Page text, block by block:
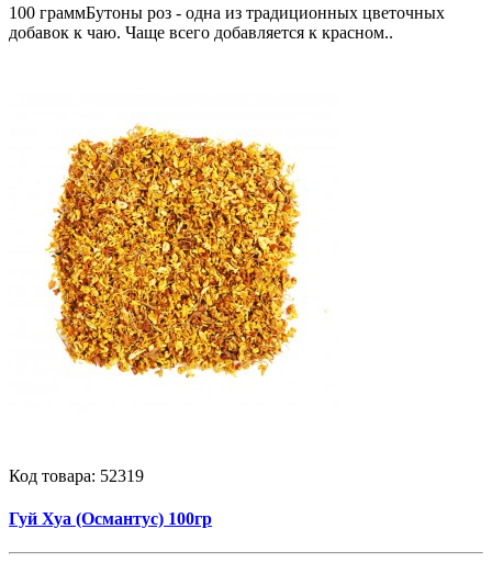
100 граммБутоны роз - одна из традиционных цветочных
добавок к чаю. Чаще всего добавляется к красном..
Код товара: 52319
Гуй Хуа (Османтус) 100гр